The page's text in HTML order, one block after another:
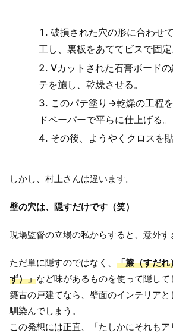
破損された穴の形に合わせ
工し、裏板をあててビスで固定
Vカットされた石膏ボード
テを施し、乾燥させる。
このパテ塗り→乾燥の工程
ドペーパーで平らに仕上げる。
その後、ようやくクロスを貼
しかし、村上さんは違います。
壁の穴は、隠すだけです（笑）
現場監督の立場の私からすると、意外す
ただ単に隠すのではなく、 「簾（すだ
ず）」など味があるものを使って隠して
築古の戸建てなら、壁面のインテリア
馴染んでしまう。
この発想には正直、「たしかにそれも